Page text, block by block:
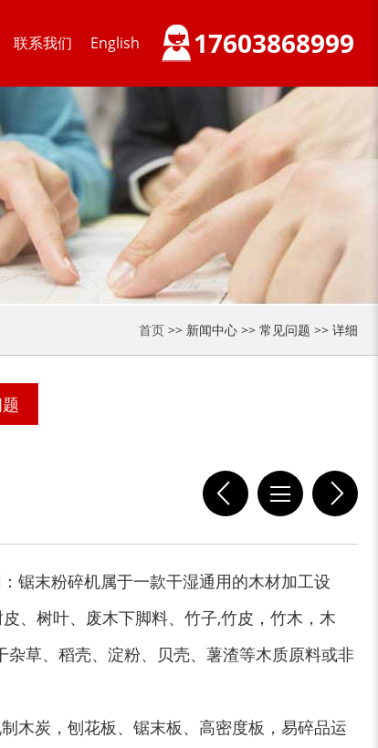
联系我们 English 17603868999
首页 >> 新闻中心 >> 常见问题 >> 详细
锯末粉碎机属于一款干湿通用的木材加工设
、树叶、废木下脚料、竹子,竹皮，竹木，木
草、稻壳、淀粉、贝壳、薯渣等木质原料或非
木炭，刨花板、锯末板、高密度板，易碎品运
木材削片机 金属破碎机
装修垃圾处理设备... 废家电破碎机
稻草揉丝机 易拉罐破碎机